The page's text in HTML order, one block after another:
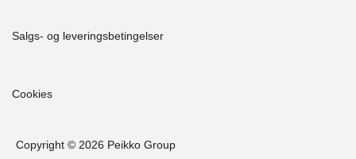
Salgs- og leveringsbetingelser
Cookies
Copyright © 2026 Peikko Group